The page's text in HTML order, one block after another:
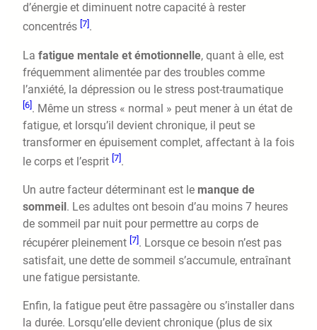
d’énergie et diminuent notre capacité à rester
concentrés [7].
La fatigue mentale et émotionnelle, quant à elle, est
fréquemment alimentée par des troubles comme
l’anxiété, la dépression ou le stress post-traumatique
[6]. Même un stress « normal » peut mener à un état de
fatigue, et lorsqu’il devient chronique, il peut se
transformer en épuisement complet, affectant à la fois
le corps et l’esprit [7] .
Un autre facteur déterminant est le manque de
sommeil . Les adultes ont besoin d’au moins 7 heures
de sommeil par nuit pour permettre au corps de
récupérer pleinement [7]. Lorsque ce besoin n’est pas
satisfait, une dette de sommeil s’accumule, entraînant
une fatigue persistante.
Enfin, la fatigue peut être passagère ou s’installer dans
la durée. Lorsqu’elle devient chronique (plus de six